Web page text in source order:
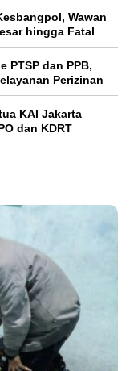
Wawan
hingga Fatal
PTSP dan PPB,
Perizinan
KAI Jakarta
dan KDRT